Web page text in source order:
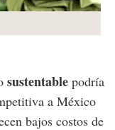
sustentable podría
a México
bajos costos de